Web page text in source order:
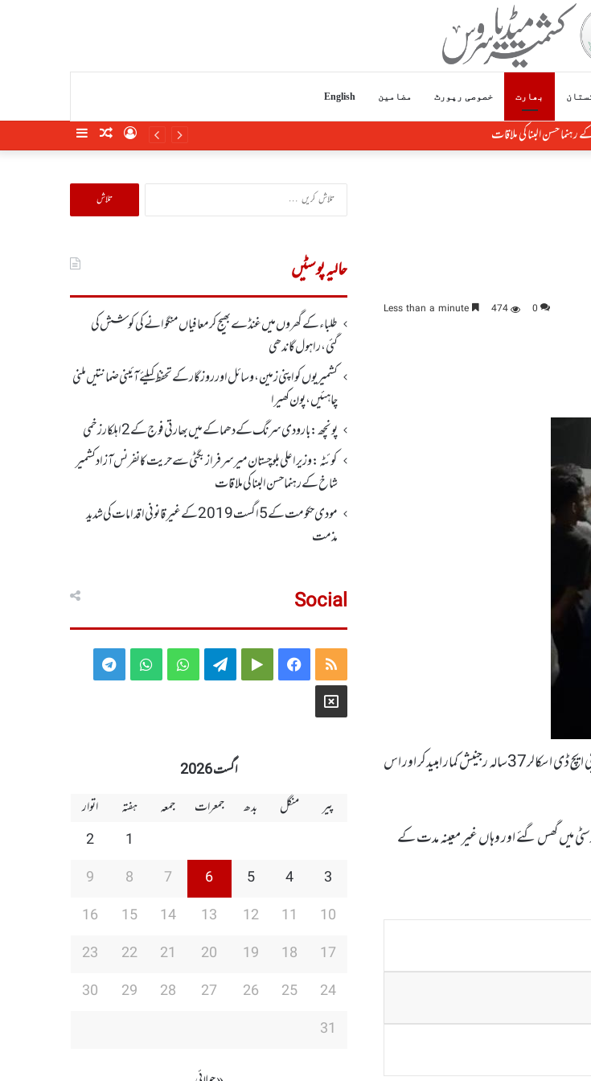
بھارت خصوصی رپورٹ مضامین English
حسن البنا کی ملاقات SidebarRandomLog
0
474
ممبئی 02اپریل(کے ایم ایس) بھارتی ریاست مہاراشٹر کے یونیورسٹی کیمپس میں ہندوتوا غنڈوں نے پی ایچ ڈی اسکالر37سالہ رجنیش کمار امبیدکر اور اس
میں گھس گئے اور وہاں غیر معینہ مدت کے
تلاش
کریں
حالیہ پوسٹیں
طلباء کے گھروں میں غنڈے بھیج کر معافیاں منگوانے کی کوشش کی
گئی،راہول گاندھی
کشمیریوں کو اپنی زمین، وسائل اور روزگار کے تحفظ کیلئے آئینی ضمانتیں ملنی
چاہئیں، پون کھیرا
پونچھ: بارودی سرنگ کے دھماکے میں بھارتی فوج کے 2اہلکار زخمی
کوئٹہ : وزیر اعلی بلوچستان میر سرفراز بگٹی سے حریت کانفرنس آزاد کشمیر
شاخ کے رہنما حسن البنا کی ملاقات
مودی حکومت کے 5اگست2019کے غیر قانونی اقدامات کی شدید
مذمت
Social
RSS
Facebook
Google
Telegram
WhatsApp
WhatsApp
Telegram
X
اگست 2026
پیر
منگل بدھ جمعرات جمعہ ہفتہ
اتوار
1
2
3
4
5
6
7
8
9
10
11
12
13
14
15
16
17
18
19
20
21
22
23
24
25
26
27
28
29
30
31